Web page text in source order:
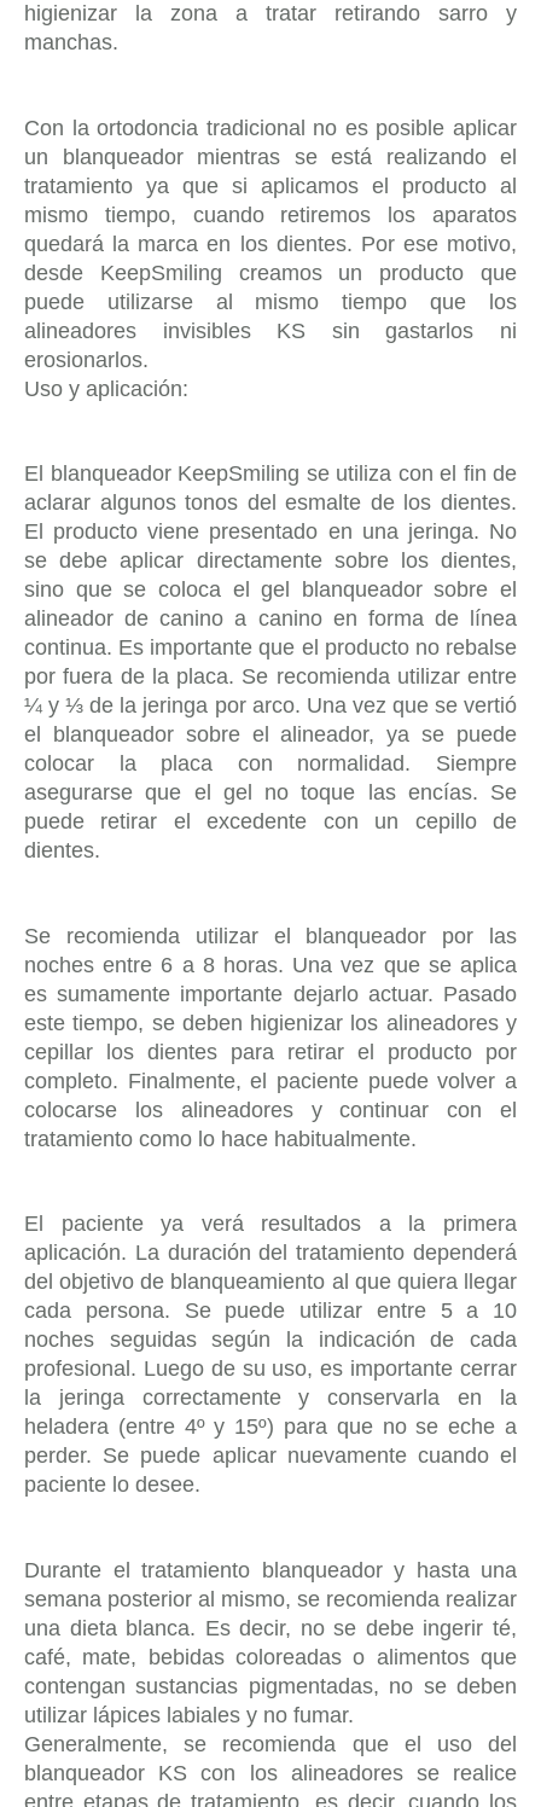
higienizar la zona a tratar retirando sarro y
manchas.
Con la ortodoncia tradicional no es posible aplicar
un blanqueador mientras se está realizando el
tratamiento ya que si aplicamos el producto al
mismo tiempo, cuando retiremos los aparatos
quedará la marca en los dientes. Por ese motivo,
desde KeepSmiling creamos un producto que
puede utilizarse al mismo tiempo que los
alineadores invisibles KS sin gastarlos ni
erosionarlos.
Uso y aplicación:
El blanqueador KeepSmiling se utiliza con el fin de
aclarar algunos tonos del esmalte de los dientes.
El producto viene presentado en una jeringa. No
se debe aplicar directamente sobre los dientes,
sino que se coloca el gel blanqueador sobre el
alineador de canino a canino en forma de línea
continua. Es importante que el producto no rebalse
por fuera de la placa. Se recomienda utilizar entre
¼ y ⅓ de la jeringa por arco. Una vez que se vertió
el blanqueador sobre el alineador, ya se puede
colocar la placa con normalidad. Siempre
asegurarse que el gel no toque las encías. Se
puede retirar el excedente con un cepillo de
dientes.
Se recomienda utilizar el blanqueador por las
noches entre 6 a 8 horas. Una vez que se aplica
es sumamente importante dejarlo actuar. Pasado
este tiempo, se deben higienizar los alineadores y
cepillar los dientes para retirar el producto por
completo. Finalmente, el paciente puede volver a
colocarse los alineadores y continuar con el
tratamiento como lo hace habitualmente.
El paciente ya verá resultados a la primera
aplicación. La duración del tratamiento dependerá
del objetivo de blanqueamiento al que quiera llegar
cada persona. Se puede utilizar entre 5 a 10
noches seguidas según la indicación de cada
profesional. Luego de su uso, es importante cerrar
la jeringa correctamente y conservarla en la
heladera (entre 4º y 15º) para que no se eche a
perder. Se puede aplicar nuevamente cuando el
paciente lo desee.
Durante el tratamiento blanqueador y hasta una
semana posterior al mismo, se recomienda realizar
una dieta blanca. Es decir, no se debe ingerir té,
café, mate, bebidas coloreadas o alimentos que
contengan sustancias pigmentadas, no se deben
utilizar lápices labiales y no fumar.
Generalmente, se recomienda que el uso del
blanqueador KS con los alineadores se realice
entre etapas de tratamiento, es decir, cuando los